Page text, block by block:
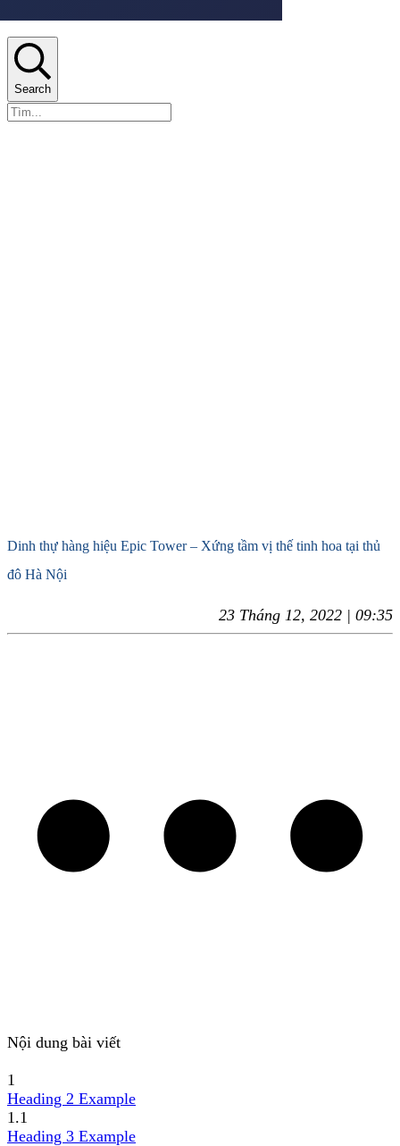
Search
Dinh thự hàng hiệu Epic Tower – Xứng tầm vị thế tinh hoa tại thủ
đô Hà Nội
23 Tháng 12, 2022 | 09:35
Nội dung bài viết
1
Heading 2 Example
1.1
Heading 3 Example